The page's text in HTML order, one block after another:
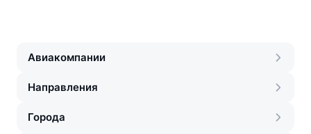
Авиакомпании
Направления
Города